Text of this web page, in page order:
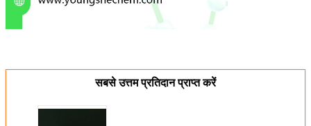
सबसे उत्तम प्रतिदान प्राप्त करें